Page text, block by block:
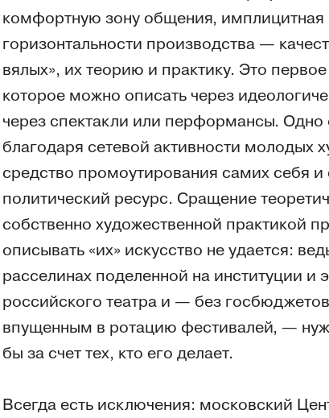
комфортную зону общения, имплицитная
горизонтальности производства —
вялых», их теорию и практику. Это
которое можно описать через
через спектакли или перформансы. Одно
благодаря сетевой активности
средство промоутирования самих себя и
политический ресурс. Сращение
собственно художественной практикой
описывать «их» искусство не удается:
расселинах поделенной на институции и
российского театра и — без
впущенным в ротацию фестивалей, —
бы за счет тех, кто его делает.
Всегда есть исключения: московский